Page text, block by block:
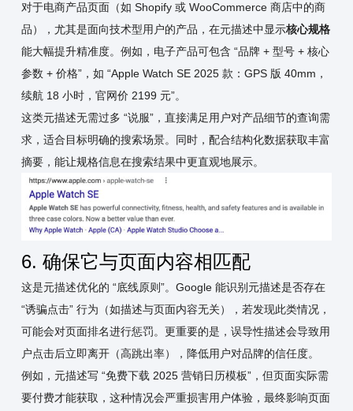
对于电商产品页面（如 Shopify 或 WooCommerce 商店中的商
品），尤其是面向技术型用户的产品，在元描述中显示核心规格
能大幅提升精准度。例如，电子产品可包含 “品牌 + 型号 + 核心
参数 + 价格”，如 “Apple Watch SE 2025 款：GPS 版 40mm，
续航 18 小时，官网价 2199 元”。
这类元描述无需过多 “说服”，直接满足用户对产品细节的查询需
求，适合目标明确的搜索场景。同时，配合结构化数据获取丰富
摘要，能让规格信息在搜索结果中更直观地展示。
6. 确保它与页面内容相匹配
这是元描述优化的 “底线原则”。Google 能识别元描述是否存在
“诱骗点击” 行为（如描述与页面内容无关），若发现此类情况，
可能会对页面排名进行惩罚。更重要的是，误导性描述会导致用
户点击后立即离开（高跳出率），降低用户对品牌的信任度。
例如，元描述写 “免费下载 2025 营销日历模板”，但页面实际需
要付费才能获取，这种情况会严重损害用户体验，最终影响页面